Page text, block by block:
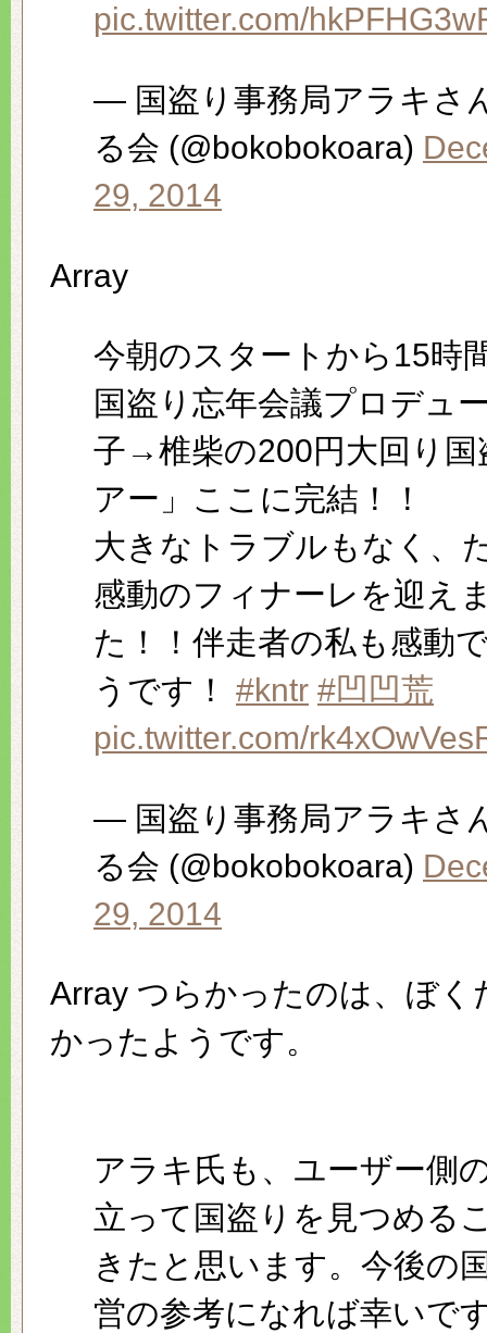
pic.twitter.com/
— 国盗り事務局アラキさ
る会 (@bokobokoara)
29, 2014
Array
今朝のスタートから15時
国盗り忘年会議プロデュ
子→椎柴の200円大回り国
アー」ここに完結！！
大きなトラブルもなく、
感動のフィナーレを迎え
た！！伴走者の私も感動
うです！ #kntr #凹凹荒
pic.twitter.com/
— 国盗り事務局アラキさ
る会 (@bokobokoara)
29, 2014
Array つらかったのは、ぼく
かったようです。
アラキ氏も、ユーザー側
立って国盗りを見つめる
きたと思います。今後の
営の参考になれば幸いで